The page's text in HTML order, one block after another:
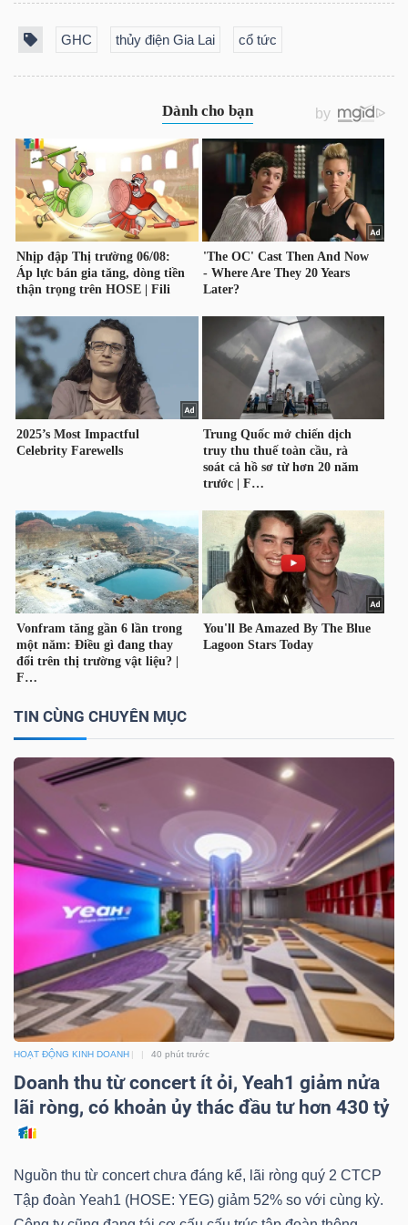
GHC thủy điện Gia Lai cổ tức
TIN CÙNG CHUYÊN MỤC
HOẠT ĐỘNG KINH DOANH 40 phút trước
Doanh thu từ concert ít ỏi, Yeah1 giảm nửa
lãi ròng, có khoản ủy thác đầu tư hơn 430 tỷ
Nguồn thu từ concert chưa đáng kể, lãi ròng quý 2 CTCP
Tập đoàn Yeah1 (HOSE: YEG) giảm 52% so với cùng kỳ.
YẾU
DÙNG
THIẾT
YẾU
SÓC
SỨC
KHỎE
CHÍNH
CÔNG
NGHỆ
TIN
DỊCH
VỤ
TRUYỀN
THÔNG
TIỆN
ÍCH
ĐỘNG
SẢN